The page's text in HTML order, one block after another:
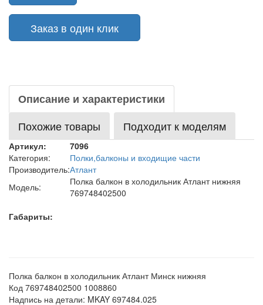
Заказ в один клик
Описание и характеристики
Похожие товары
Подходит к моделям
Артикул:
7096
Категория:
Полки,балконы и входищие части
Производитель:Атлант
Модель:
Полка балкон в холодильник Атлант нижняя
769748402500
Габариты:
Полка балкон в холодильник Атлант Минск нижняя
Код 769748402500 1008860
Надпись на детали: MKAY 697484.025